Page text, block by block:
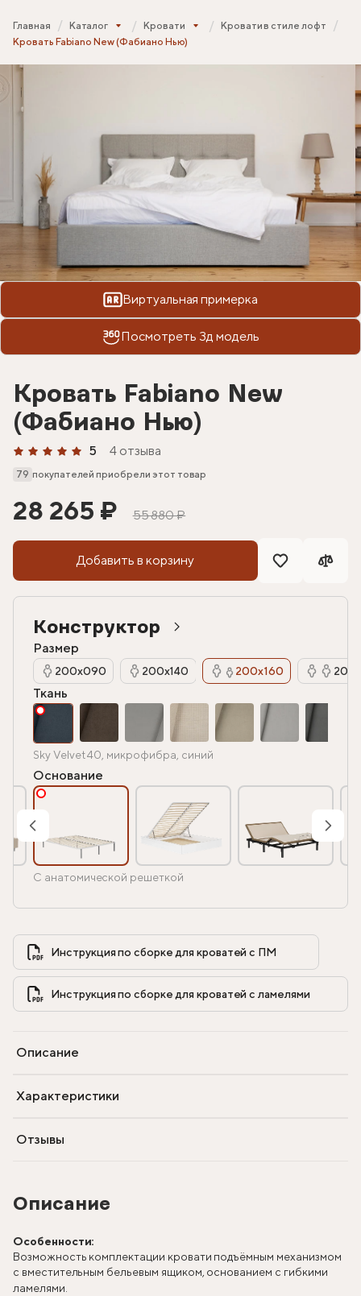
Главная Каталог Кровати
Кровати в стиле лофт
Кровать Fabiano New (Фабиано Нью)
Виртуальная примерка
Посмотреть 3д модель
Описание
Особенности:
Возможность комплектации кровати подъёмным механизмом
с вместительным бельевым ящиком, основанием с гибкими
ламелями.
Кровать Fabiano New
(Фабиано Нью)
5 4 отзыва
79 покупателей приобрели этот товар
28 265 ₽ 55 880 ₽
Добавить в корзину
Конструктор
Размер
200х090 200х140 200х160
Ткань
Sky Velvet 40, микрофибра, синий
Основание
С анатомической решеткой
Инструкция по сборке для кроватей с ПМ
Описание
Характеристики
Отзывы